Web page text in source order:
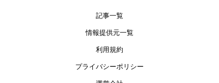
記事一覧
情報提供元一覧
利用規約
プライバシーポリシー